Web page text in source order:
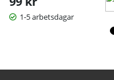
1-5 arbetsdagar